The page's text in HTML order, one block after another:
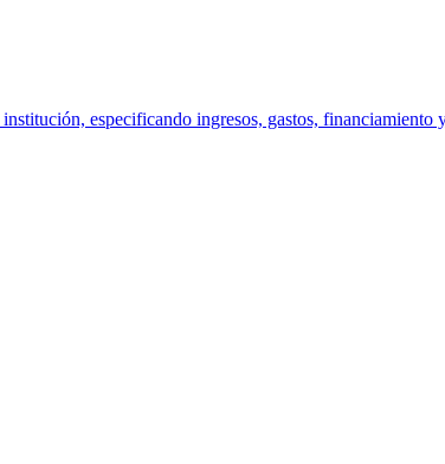
especificando ingresos, gastos, financiamiento